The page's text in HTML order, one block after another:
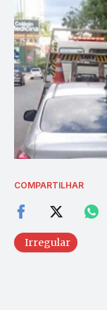
COMPARTILHAR
Irregular